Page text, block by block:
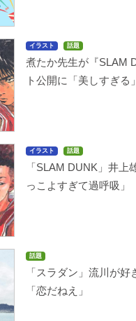
イラスト 話題
煮たか先生が『SLAM
ト公開に「美しすぎる」
イラスト 話題
「SLAM DUNK」井
っこよすぎて過呼吸」
話題
「スラダン」流川が
「恋だねえ」